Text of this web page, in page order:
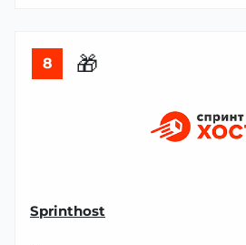
8 🎁
Sprinthost